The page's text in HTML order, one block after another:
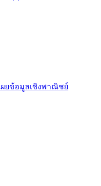
ผยข้อมูลเชิงพาณิชย์